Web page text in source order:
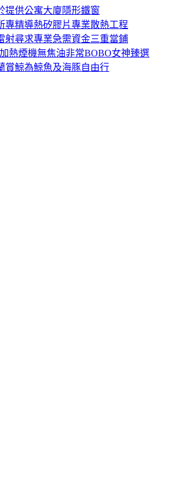
提供公寓大廈隱形鐵窗
專精導熱矽膠片專業散熱工程
射尋求專業急需資金三重當鋪
熱煙機無焦油非常BOBO女神臻選
賞鯨為鯨魚及海豚自由行